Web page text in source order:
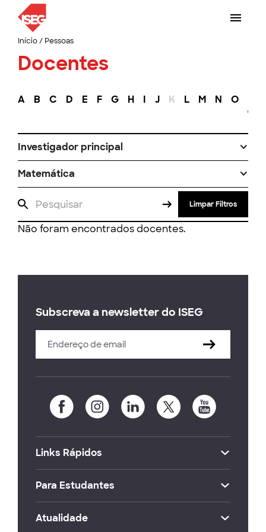
Início/ Pessoas
Docentes
A B C D E F G H I J K L M N O
Investigador principal
Matemática
Limpar Filtros
Não foram encontrados docentes.
Subscreva a newsletter do ISEG
Links Rápidos
Para Estudantes
Atualidade